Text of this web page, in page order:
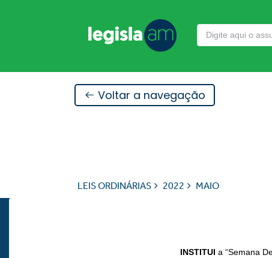
Voltar a navegação
LEIS ORDINÁRIAS 2022 MAIO
INSTITUI a “Semana